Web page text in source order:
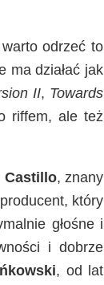
odrzeć to
ma działać jak
II, Towards
riffem, ale też
Castillo, znany
który
głośne i
i dobrze
, od lat